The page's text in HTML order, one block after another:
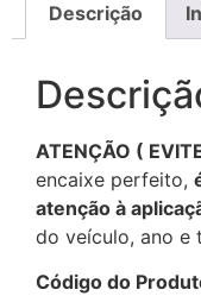
Descrição
ATENÇÃO (
encaixe perfeito,
atenção à
do veículo, ano e
Código do